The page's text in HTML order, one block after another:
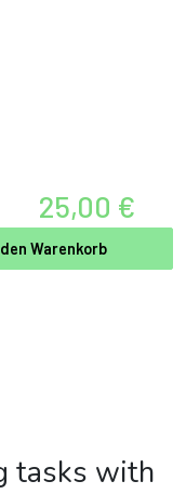
25,00 €
Warenkorb
tasks with